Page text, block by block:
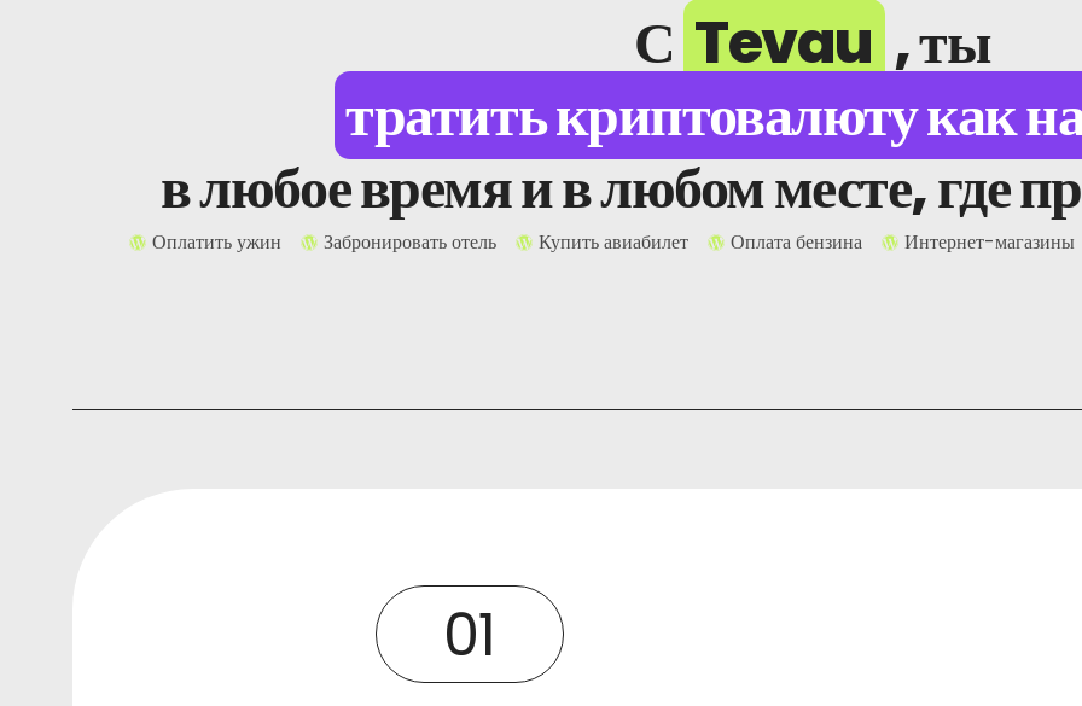
Главная
Карточка
Контакты
Адрес:
С Tevau , ты
тратить криптовалюту как
в любое время и в любом месте, где
Оплатить ужин Забронировать отель Купить авиабилет Оплата бензина Интернет-магазины
01